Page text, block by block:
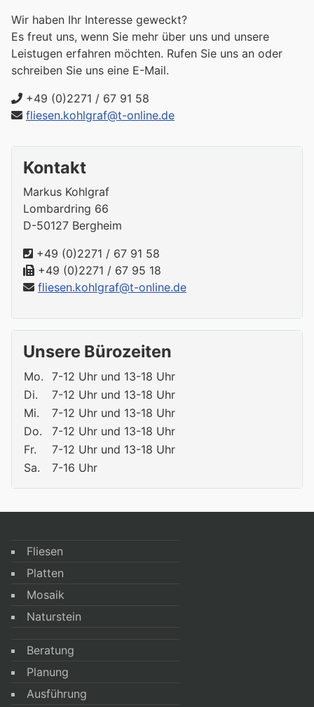
Wir haben Ihr Interesse geweckt?
Es freut uns, wenn Sie mehr über uns und unsere
Leistugen erfahren möchten. Rufen Sie uns an oder
schreiben Sie uns eine E-Mail.
+49 (0)2271 / 67 91 58
fliesen.kohlgraf@t-online.de
Kontakt
Markus Kohlgraf
Lombardring 66
D-50127 Bergheim
+49 (0)2271 / 67 91 58
+49 (0)2271 / 67 95 18
fliesen.kohlgraf@t-online.de
Unsere Bürozeiten
Mo. 7-12 Uhr und 13-18 Uhr
Di.
7-12 Uhr und 13-18 Uhr
Mi.
7-12 Uhr und 13-18 Uhr
Do.
7-12 Uhr und 13-18 Uhr
Fr.
7-12 Uhr und 13-18 Uhr
Sa.
7-16 Uhr
Fliesen
Platten
Mosaik
Naturstein
Beratung
Planung
Ausführung